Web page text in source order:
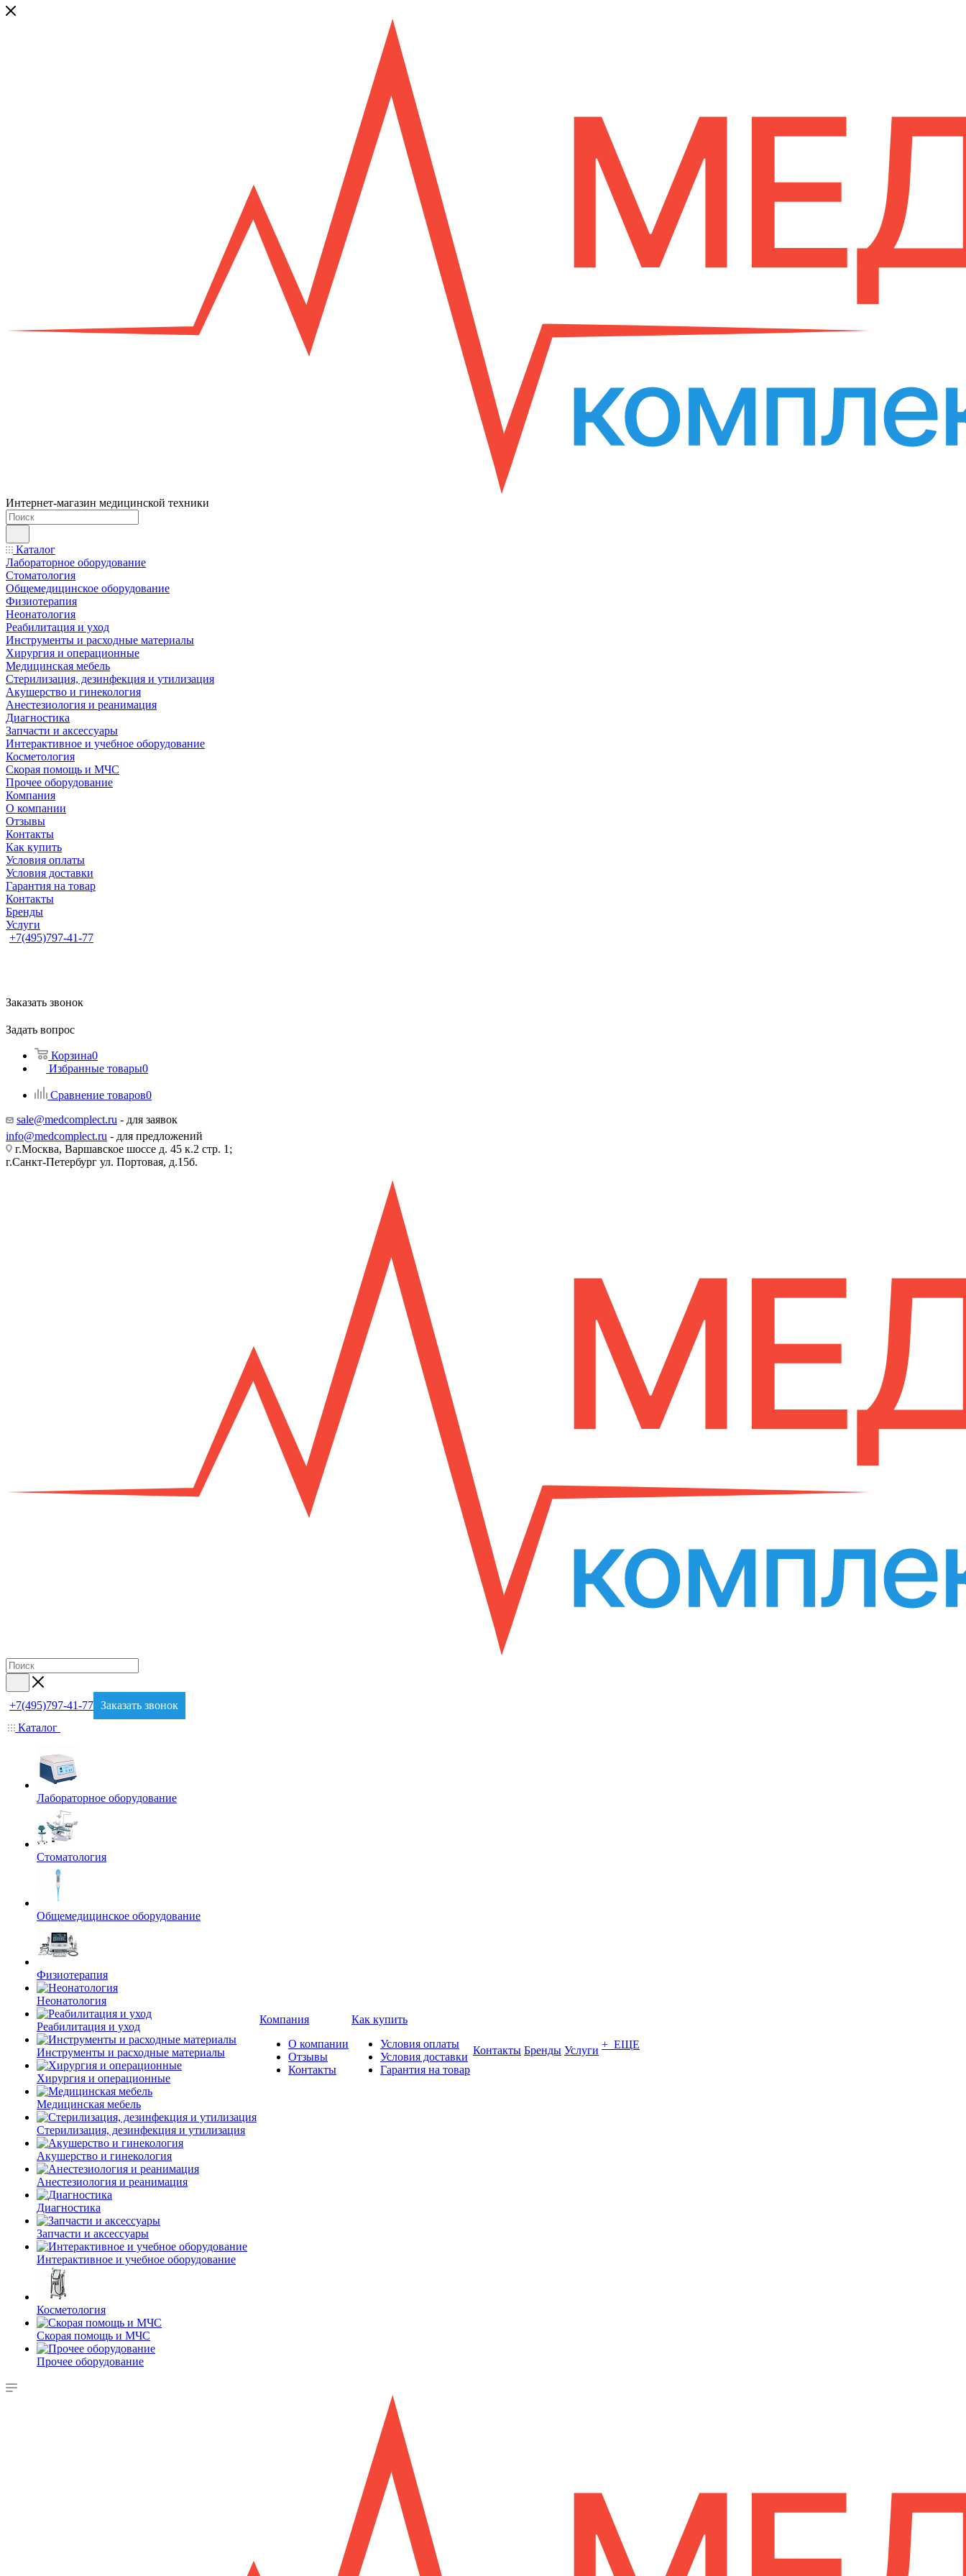
Интернет-магазин медицинской техники
Каталог
Лабораторное оборудование
Стоматология
Общемедицинское оборудование
Физиотерапия
Неонатология
Реабилитация и уход
Инструменты и расходные материалы
Хирургия и операционные
Медицинская мебель
Стерилизация, дезинфекция и утилизация
Акушерство и гинекология
Анестезиология и реанимация
Диагностика
Запчасти и аксессуары
Интерактивное и учебное оборудование
Косметология
Скорая помощь и МЧС
Прочее оборудование
Компания
О компании
Отзывы
Контакты
Как купить
Условия оплаты
Условия доставки
Гарантия на товар
Контакты
Бренды
Услуги
+7(495)797-41-77
Заказать звонок
Задать вопрос
Корзина0
Избранные товары0
Сравнение товаров0
sale@medcomplect.ru - для заявок
info@medcomplect.ru - для предложений
г.Москва, Варшавское шоссе д. 45 к.2 стр. 1;
г.Санкт-Петербург ул. Портовая, д.15б.
+7(495)797-41-77 Заказать звонок
Каталог
Лабораторное оборудование
Стоматология
Общемедицинское оборудование
Физиотерапия
Неонатология
Реабилитация и уход
Инструменты и расходные материалы
Хирургия и операционные
Медицинская мебель
Стерилизация, дезинфекция и утилизация
Акушерство и гинекология
Анестезиология и реанимация
Диагностика
Запчасти и аксессуары
Интерактивное и учебное оборудование
Косметология
Скорая помощь и МЧС
Прочее оборудование
Компания
О компании
Отзывы
Контакты
Как купить
Условия оплаты
Условия доставки
Гарантия на товар
Контакты Бренды Услуги + ЕЩЕ